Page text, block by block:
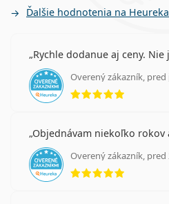
Ďalšie hodnotenia na
Rychle dodanue aj ceny. Nie
Overený zákazník,
Objednávam niekoľko rokov
Overený zákazník,